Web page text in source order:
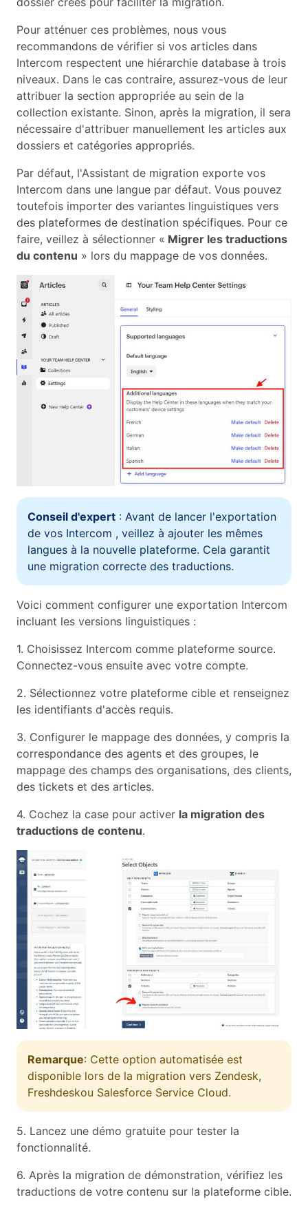
Pour atténuer ces problèmes, nous vous
recommandons de vérifier si vos articles dans
Intercom respectent une hiérarchie database à trois
niveaux. Dans le cas contraire, assurez-vous de leur
attribuer la section appropriée au sein de la
collection existante. Sinon, après la migration, il sera
nécessaire d'attribuer manuellement les articles aux
dossiers et catégories appropriés.
Par défaut, l'Assistant de migration exporte vos
Intercom dans une langue par défaut. Vous pouvez
toutefois importer des variantes linguistiques vers
des plateformes de destination spécifiques. Pour ce
faire, veillez à sélectionner « Migrer les traductions
du contenu » lors du mappage de vos données.
Conseil d'expert : Avant de lancer l'exportation
de vos Intercom , veillez à ajouter les mêmes
langues à la nouvelle plateforme. Cela garantit
une migration correcte des traductions.
Voici comment configurer une exportation Intercom
incluant les versions linguistiques :
1. Choisissez Intercom comme plateforme source.
Connectez-vous ensuite avec votre compte.
2. Sélectionnez votre plateforme cible et renseignez
les identifiants d'accès requis.
3. Configurer le mappage des données, y compris la
correspondance des agents et des groupes, le
mappage des champs des organisations, des clients,
des tickets et des articles.
4. Cochez la case pour activer la migration des
traductions de contenu.
Remarque: Cette option automatisée est
disponible lors de la migration vers Zendesk,
Freshdeskou Salesforce Service Cloud.
5. Lancez une démo gratuite pour tester la
fonctionnalité.
6. Après la migration de démonstration, vérifiez les
traductions de votre contenu sur la plateforme cible.